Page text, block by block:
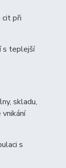
cit při
s teplejší
skladu,
s